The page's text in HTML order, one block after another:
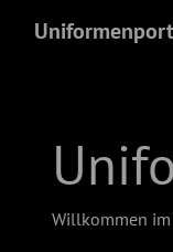
Willkommen